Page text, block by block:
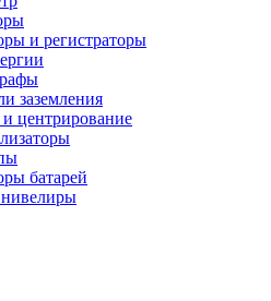
и регистраторы
заземления
центрирование
батарей